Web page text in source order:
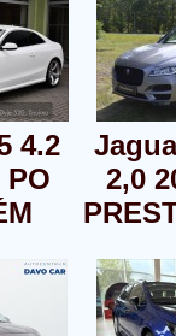
4.2
PO
2,0